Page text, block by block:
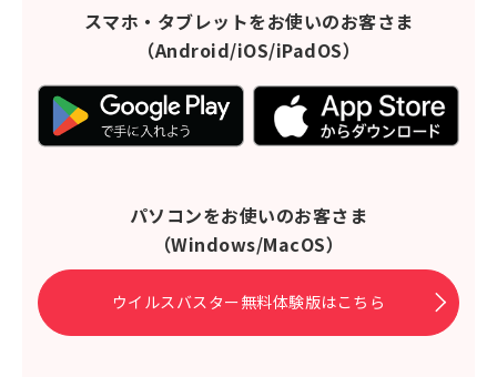
スマホ・タブレットをお使いのお客さま
（Android/iOS/iPadOS）
パソコンをお使いのお客さま
（Windows/MacOS）
ウイルスバスター無料体験版はこちら